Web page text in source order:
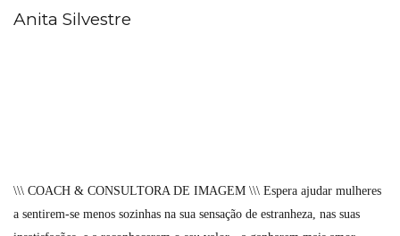
Anita Silvestre
\\\ COACH & CONSULTORA DE IMAGEM \\\ Espera ajudar mulheres
a sentirem-se menos sozinhas na sua sensação de estranheza, nas suas